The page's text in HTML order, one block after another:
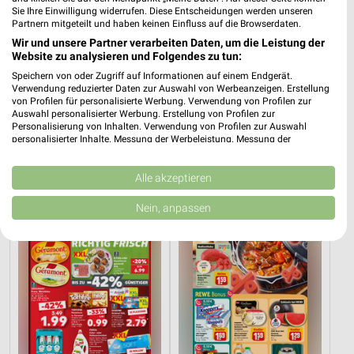
34,1 km
Wohnen Spezial
Gültig bis Fr. 14.08.
34,1 km
Dieter Knoll
Gültig bis Fr. 14.08.
REWE
Sie Ihre Einwilligung widerrufen. Diese Entscheidungen werden unseren
Partnern mitgeteilt und haben keinen Einfluss auf die Browserdaten.
Wir und unsere Partner verarbeiten Daten, um die Leistung der
Website zu analysieren und Folgendes zu tun:
Speichern von oder Zugriff auf Informationen auf einem Endgerät.
Verwendung reduzierter Daten zur Auswahl von Werbeanzeigen. Erstellung
von Profilen für personalisierte Werbung. Verwendung von Profilen zur
Auswahl personalisierter Werbung. Erstellung von Profilen zur
Personalisierung von Inhalten. Verwendung von Profilen zur Auswahl
personalisierter Inhalte. Messung der Werbeleistung. Messung der
Kombinationen von Daten aus verschiedenen Quellen. Entwicklung und
Verbesserung der Angebote. Verwendung reduzierter Daten zur Auswahl
von Inhalten.
Daten können außerhalb der Europäischen Union weitergegeben und in die
USA gesendet werden.
Website/App.
Partnerliste anzeigen (1 IAB-Anbieter)
Wir nutzen Ihre Daten für folgende Zwecke:
IAB-Verarbeitungszwecke:
Speichern von oder Zugriff auf Informationen
auf einem Endgerät
Alle akzeptieren
Nein, anpassen